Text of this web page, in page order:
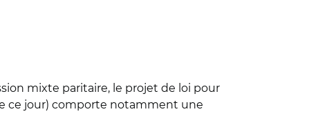
mixte paritaire, le projet de loi pour
ce jour) comporte notamment une